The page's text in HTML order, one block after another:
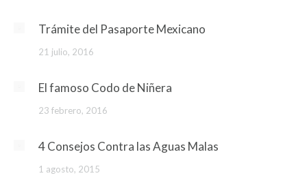
Trámite del Pasaporte Mexicano
21 julio, 2016
El famoso Codo de Niñera
23 febrero, 2016
4 Consejos Contra las Aguas Malas
1 agosto, 2015